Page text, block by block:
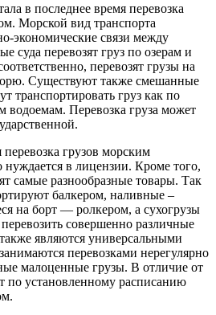
в последнее время перевозка
Морской вид транспорта
экономические связи между
суда перевозят груз по озерам и
перевозят грузы на
Существуют также смешанные
транспортировать груз как по
водоемам. Перевозка груза может
грузов морским
нуждается в лицензии. Кроме того,
самые разнообразные товары. Так
балкером, наливные –
на борт — ролкером, а сухогрузы
совершенно различные
являются универсальными
перевозками нерегулярно
малоценные грузы. В отличие от
по установленному расписанию